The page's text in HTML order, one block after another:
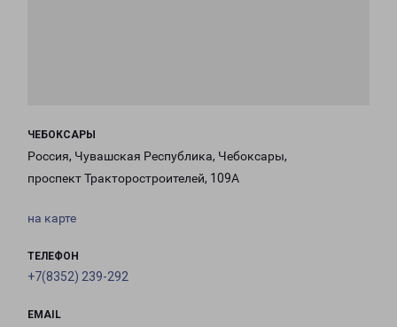
ЧЕБОКСАРЫ
Россия, Чувашская Республика, Чебоксары,
проспект Тракторостроителей, 109А
на карте
ТЕЛЕФОН
+7(8352) 239-292
EMAIL